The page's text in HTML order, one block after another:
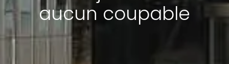
aucun coupable